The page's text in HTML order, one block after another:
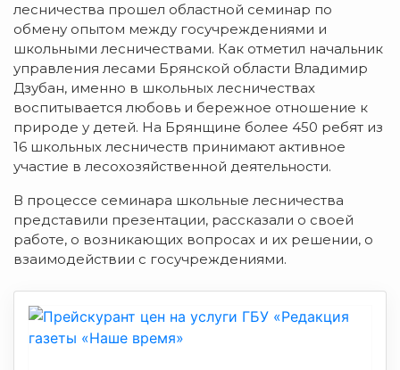
лесничества прошел областной семинар по
обмену опытом между госучреждениями и
школьными лесничествами. Как отметил начальник
управления лесами Брянской области Владимир
Дзубан, именно в школьных лесничествах
воспитывается любовь и бережное отношение к
природе у детей. На Брянщине более 450 ребят из
16 школьных лесничеств принимают активное
участие в лесохозяйственной деятельности.
В процессе семинара школьные лесничества
представили презентации, рассказали о своей
работе, о возникающих вопросах и их решении, о
взаимодействии с госучреждениями.